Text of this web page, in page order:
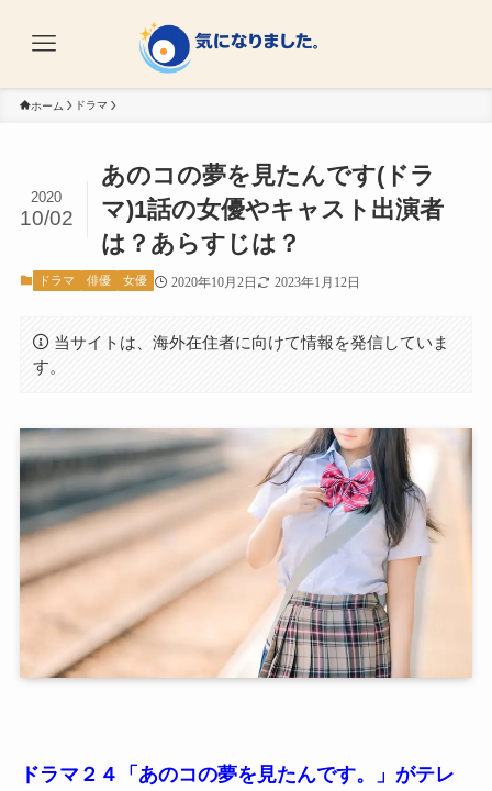
ホーム ドラマ
あのコの夢を見たんです(ドラ
マ)1話の女優やキャスト出演者
は？あらすじは？
2020
10/02
ドラマ 俳優 女優 2020年10月2日 2023年1月12日
当サイトは、海外在住者に向けて情報を発信していま
す。
ドラマ２４「あのコの夢を見たんです。」がテレ